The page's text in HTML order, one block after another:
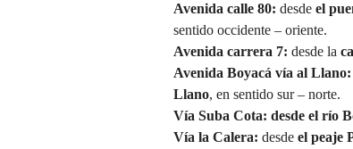
Avenida calle 80: desde el
sentido occidente – oriente.
Avenida carrera 7: desde la
Avenida Boyacá vía al Llano:
Llano, en sentido sur – norte.
Vía Suba Cota: desde el río
Vía la Calera: desde el peaje